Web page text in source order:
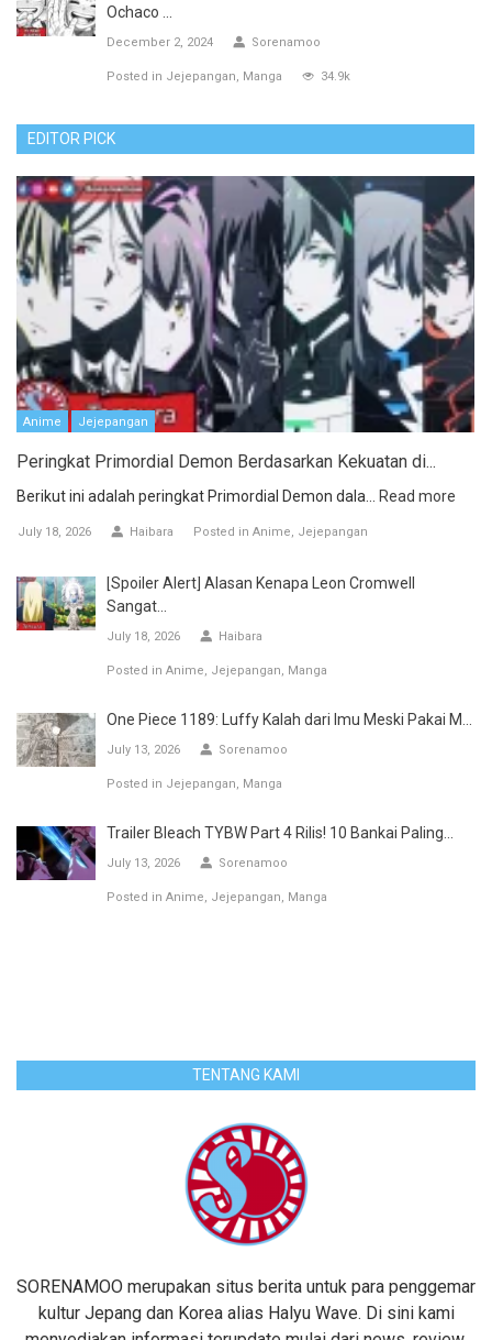
Ochaco ...
December 2, 2024 Sorenamoo
Posted in Jejepangan Manga 34.9k
EDITOR PICK
Anime Jejepangan
Peringkat Primordial Demon Berdasarkan Kekuatan di...
Berikut ini adalah peringkat Primordial Demon dala... Read more
July 18, 2026 Haibara Posted in Anime Jejepangan
[Spoiler Alert] Alasan Kenapa Leon Cromwell
Sangat...
July 18, 2026 Haibara
Posted in Anime Jejepangan Manga
One Piece 1189: Luffy Kalah dari Imu Meski Pakai M...
July 13, 2026 Sorenamoo
Posted in Jejepangan Manga
Trailer Bleach TYBW Part 4 Rilis! 10 Bankai Paling...
July 13, 2026 Sorenamoo
Posted in Anime Jejepangan Manga
TENTANG KAMI
SORENAMOO merupakan situs berita untuk para penggemar
kultur Jepang dan Korea alias Halyu Wave. Di sini kami